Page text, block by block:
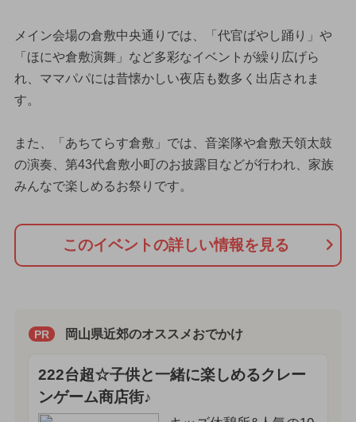
メイン会場の倉敷中央通りでは、「代官ばやし踊り」や
「ほにや倉敷演舞」など多彩なイベントが繰り広げら
れ、ママパパには昔懐かしい夜店も数多く出店されま
す。
また、「あちてらす倉敷」では、音楽隊や倉敷天領太鼓
の演奏、第43代倉敷小町のお披露目などが行われ、家族
みんなで楽しめるお祭りです。
このイベントの詳しい情報を見る
PR 岡山県近郊のオススメおでかけ
222台超☆子供と一緒に楽しめるクレー
ンゲーム商店街♪